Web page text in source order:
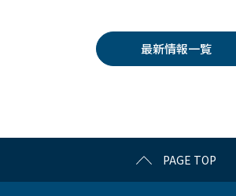
k
erk
et
n
a
最新情報一覧
PAGE TOP